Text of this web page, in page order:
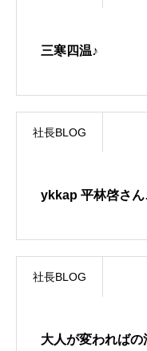
三寒四温♪
社長BLOG
ykkap 平林啓さん
社長BLOG
大人が変わればの